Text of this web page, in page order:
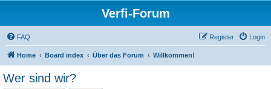
Verfi-Forum
FAQ Login
Register
Home Board index Über das Forum Willkommen!
Wer sind wir?